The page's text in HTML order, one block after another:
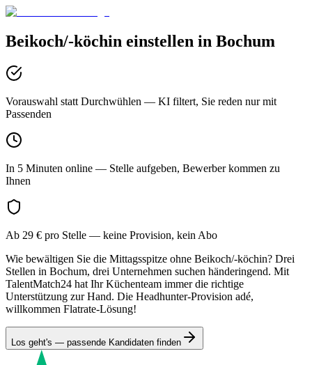
Beikoch/-köchin einstellen in Bochum
Vorauswahl statt Durchwühlen — KI filtert, Sie reden nur mit
Passenden
In 5 Minuten online — Stelle aufgeben, Bewerber kommen zu
Ihnen
Ab 29 € pro Stelle — keine Provision, kein Abo
Wie bewältigen Sie die Mittagsspitze ohne Beikoch/-köchin? Drei
Stellen in Bochum, drei Unternehmen suchen händeringend. Mit
TalentMatch24 hat Ihr Küchenteam immer die richtige
Unterstützung zur Hand. Die Headhunter-Provision adé,
willkommen Flatrate-Lösung!
Los geht's — passende Kandidaten finden